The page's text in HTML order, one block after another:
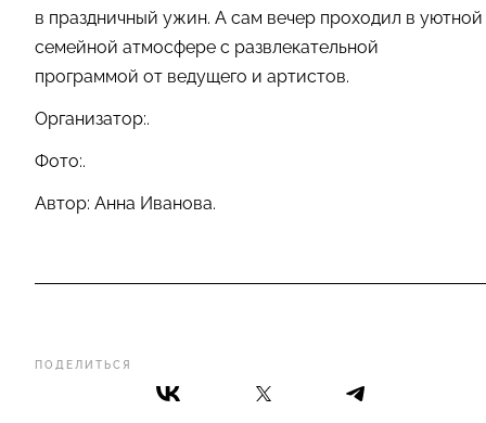
ПОДЕЛИТЬСЯ
в праздничный ужин. А сам вечер проходил в уютной
семейной атмосфере с развлекательной
программой от ведущего и артистов.
Организатор:.
Фото:.
Автор: Анна Иванова.